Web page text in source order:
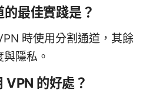
最佳實踐是？
時使用分割通道，其餘
隱私。
VPN 的好處？